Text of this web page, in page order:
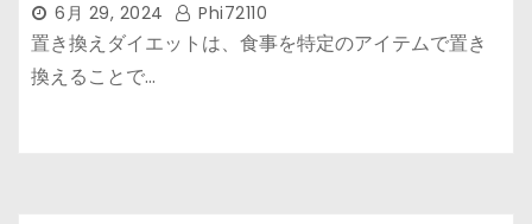
6月 29, 2024 Phi72110
置き換えダイエットは、食事を特定のアイテムで置き
換えることで…